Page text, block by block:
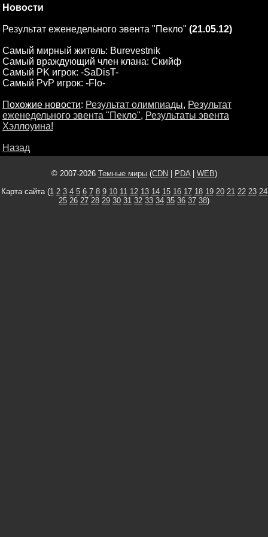
Новости
Результат еженедельного эвента "Пекло" (21.05.12)
Самый мирный житель: Burevestnik
Самый враждующий член клана: Скийф
Самый PK игрок: -SaDisT-
Самый PvP игрок: -Flo-
Похожие новости: Результат олимпиады, Результат
еженедельного эвента "Пекло", Результаты эвента
Хэллоуина!
Назад
© 2007-2026 Темные миры(CDN PDA| WEB)
Карта сайта (1 2 3 4 5 6 7 8 9 10 11 12 13 14 15 16 17 18 19 20 21 22 23 24
25 26 27 28 29 30 31 32 33 34 35 36 37 38)